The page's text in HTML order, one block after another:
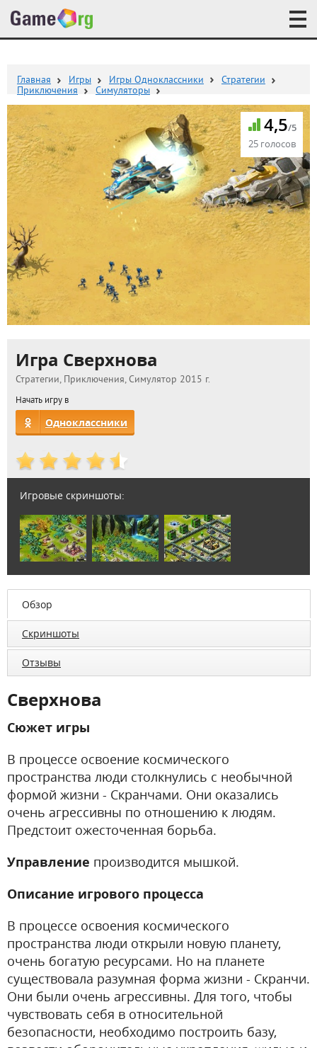
Главная Игры Игры Одноклассники
Стратегии
Приключения
Симуляторы
4,5/5
25 голосов
Игра Сверхнова
Стратегии, Приключения, Симулятор 2015 г.
Начать игру в
Одноклассники
Игровые скриншоты:
Обзор
Скриншоты
Отзывы
Сверхнова
Сюжет игры
В процессе освоение космического
пространства люди столкнулись с необычной
формой жизни - Скранчами. Они оказались
очень агрессивны по отношению к людям.
Предстоит ожесточенная борьба.
Управление производится мышкой.
Описание игрового процесса
В процессе освоения космического
пространства люди открыли новую планету,
очень богатую ресурсами. Но на планете
существовала разумная форма жизни - Скранчи.
Они были очень агрессивны. Для того, чтобы
чувствовать себя в относительной
безопасности, необходимо построить базу,